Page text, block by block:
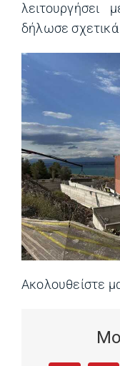
λειτουργήσει
δήλωσε
Ακολουθείστε